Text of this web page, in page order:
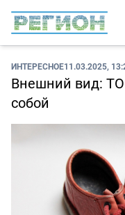
ИНТЕРЕСНОЕ11.03.2025,
Внешний вид:
собой